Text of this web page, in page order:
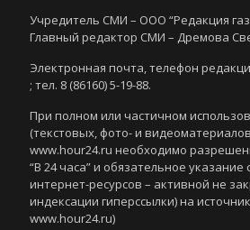
Учредитель СМИ – ООО “Редакция
Главный редактор СМИ – Дремова
Электронная почта, телефон
; тел. 8 (86160) 5-19-88.
При полном или частичном
(текстовых, фото- и
www.hour24.ru необходимо
“В 24 часа” и обязательное указание
интернет-ресурсов – активной не
индексации гиперссылки) на
www.hour24.ru)